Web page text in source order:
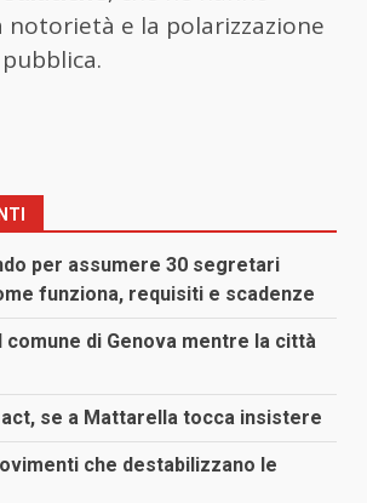
notorietà e la polarizzazione
per assumere 30 segretari
funziona, requisiti e scadenze
di Genova mentre la città
se a Mattarella tocca insistere
che destabilizzano le